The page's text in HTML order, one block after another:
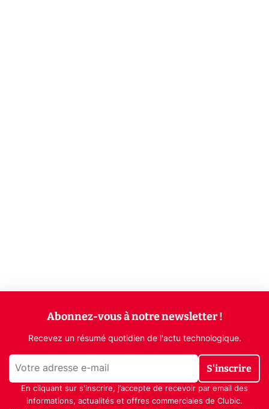
Abonnez-vous à notre newsletter !
Recevez un résumé quotidien de l'actu technologique.
S'inscrire
En cliquant sur s'inscrire, j’accepte de recevoir par email des
informations, actualités et offres commerciales de Clubic.